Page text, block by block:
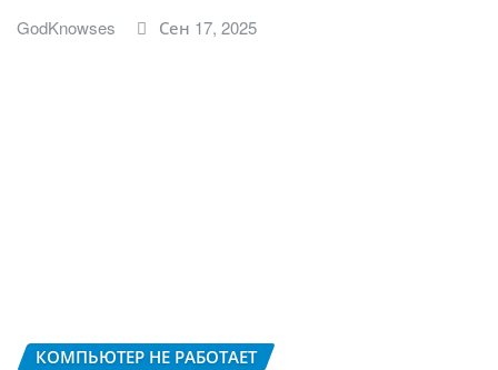
GodKnowses Сен 17, 2025
КОМПЬЮТЕР НЕ РАБОТАЕТ